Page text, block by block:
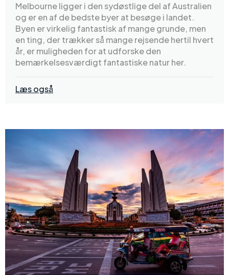
Melbourne ligger i den sydøstlige del af Australien
og er en af de bedste byer at besøge i landet.
Byen er virkelig fantastisk af mange grunde, men
en ting, der trækker så mange rejsende hertil hvert
år, er muligheden for at udforske den
bemærkelsesværdigt fantastiske natur her.
Læs også